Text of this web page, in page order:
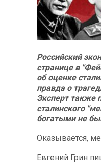
Российский
странице в
об оценке
правда о
Эксперт также
сталинского
богатыми не
Оказывается,
Евгений Грин